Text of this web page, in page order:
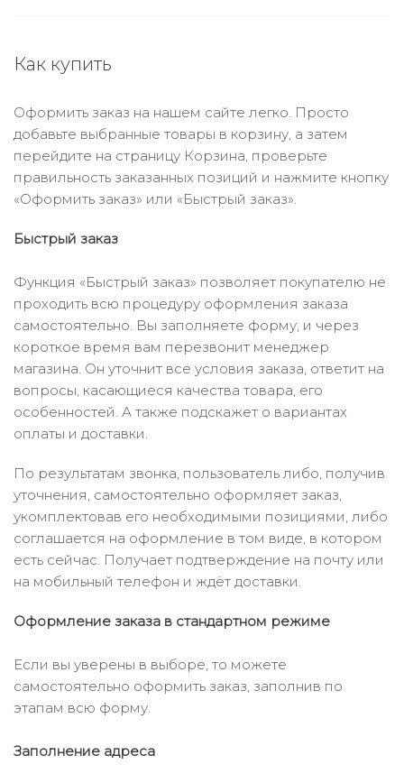
Как купить
Оформить заказ на нашем сайте легко. Просто
добавьте выбранные товары в корзину, а затем
перейдите на страницу Корзина, проверьте
правильность заказанных позиций и нажмите кнопку
«Оформить заказ» или «Быстрый заказ».
Быстрый заказ
Функция «Быстрый заказ» позволяет покупателю не
проходить всю процедуру оформления заказа
самостоятельно. Вы заполняете форму, и через
короткое время вам перезвонит менеджер
магазина. Он уточнит все условия заказа, ответит на
вопросы, касающиеся качества товара, его
особенностей. А также подскажет о вариантах
оплаты и доставки.
По результатам звонка, пользователь либо, получив
уточнения, самостоятельно оформляет заказ,
укомплектовав его необходимыми позициями, либо
соглашается на оформление в том виде, в котором
есть сейчас. Получает подтверждение на почту или
на мобильный телефон и ждёт доставки.
Оформление заказа в стандартном режиме
Если вы уверены в выборе, то можете
самостоятельно оформить заказ, заполнив по
этапам всю форму.
Заполнение адреса